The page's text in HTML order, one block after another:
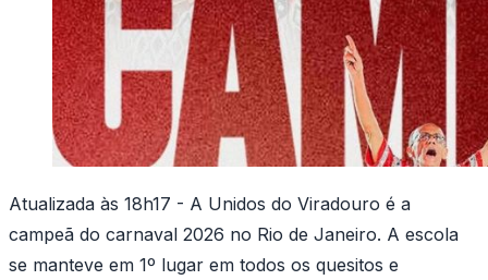
Atualizada às 18h17 - A Unidos do Viradouro é a
campeã do carnaval 2026 no Rio de Janeiro. A escola
se manteve em 1º lugar em todos os quesitos e